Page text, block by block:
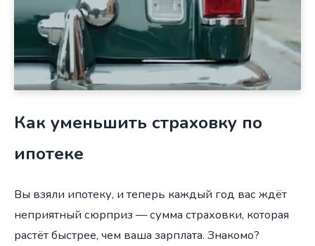
Как уменьшить страховку по
ипотеке
Вы взяли ипотеку, и теперь каждый год вас ждёт
неприятный сюрприз — сумма страховки, которая
растёт быстрее, чем ваша зарплата. Знакомо?